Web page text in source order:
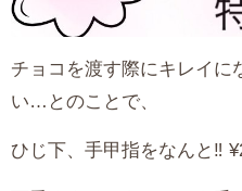
チョコを渡す際にキレイに
い…とのことで、
ひじ下、手甲指をなんと‼️